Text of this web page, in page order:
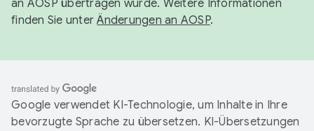
an AOSP übertragen wurde. Weitere Informationen
finden Sie unterÄnderungen an AOSP.
Google verwendet KI-Technologie, um Inhalte in Ihre
bevorzugte Sprache zu übersetzen. KI-Übersetzungen